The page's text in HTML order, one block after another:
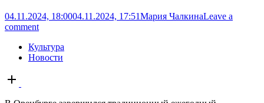
04.11.2024, 18:0004.11.2024, 17:51Мария ЧалкинаLeave a
comment
Культура
Новости
Open
post